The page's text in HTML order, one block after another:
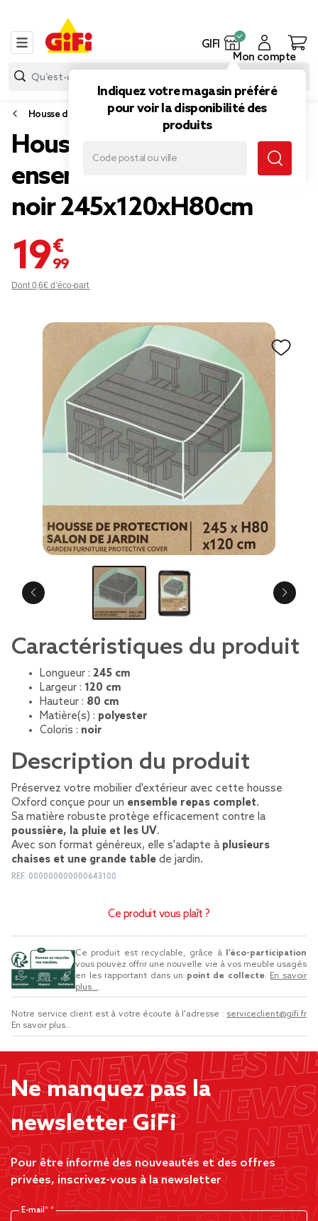
GIFI
Indiquez votre magasin préféré
pour voir la disponibilité des
produits
Mon compte
Housse de protection
Housse de protection
ensemble repas Oxford
noir 245x120xH80cm
19,99 €
Dont 0,6€ d’éco-part
Caractéristiques du produit
Longueur : 245 cm
Largeur : 120 cm
Hauteur : 80 cm
Matière(s) : polyester
Coloris : noir
Description du produit
Préservez votre mobilier d'extérieur avec cette housse
Oxford conçue pour un ensemble repas complet.
Sa matière robuste protège efficacement contre la
poussière, la pluie et les UV.
Avec son format généreux, elle s'adapte à plusieurs
chaises et une grande table de jardin.
REF. 000000000000643100
Ce produit vous plaît ?
Ce produit est recyclable, grâce à
l’éco-participation
vous pouvez offrir une nouvelle vie à vos meuble usagés
en les rapportant dans un point de collecte. En savoir
plus....
Notre service client est à votre écoute à l'adresse : serviceclient@gifi.fr
En savoir plus...
Ne manquez pas la
newsletter GiFi
Pour être informé des nouveautés et des offres
privées, inscrivez-vous à la newsletter
E-mail*